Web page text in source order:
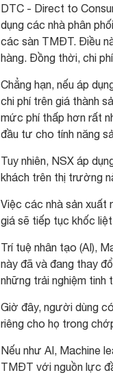
DTC - Direct to
dụng các nhà phân
các sàn TMĐT. Điều
hàng. Đồng thời, chi
Chẳng hạn, nếu áp
chi phí trên giá thành
mức phí thấp hơn rất
đầu tư cho tính năng
Tuy nhiên, NSX áp
khách trên thị trường
Việc các nhà sản xuất
giá sẽ tiếp tục khốc
Trí tuệ nhân tạo (AI),
này đã và đang thay
những trải nghiệm tinh
Giờ đây, người dùng
riêng cho họ trong
Nếu như AI, Machine
TMĐT với nguồn lực